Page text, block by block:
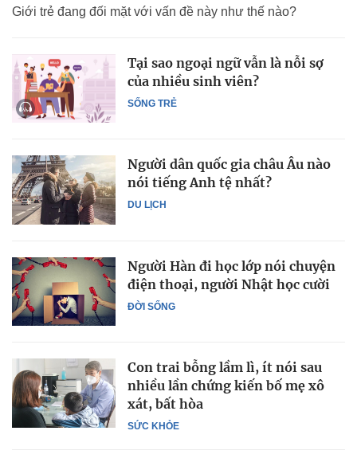
Giới trẻ đang đối mặt với vấn đề này như thế nào?
SỐNG TRẺ
Tại sao ngoại ngữ vẫn là nỗi sợ
của nhiều sinh viên?
DU LỊCH
Người dân quốc gia châu Âu nào
nói tiếng Anh tệ nhất?
ĐỜI SỐNG
Người Hàn đi học lớp nói chuyện
điện thoại, người Nhật học cười
SỨC KHỎE
Con trai bỗng lầm lì, ít nói sau
nhiều lần chứng kiến bố mẹ xô
xát, bất hòa